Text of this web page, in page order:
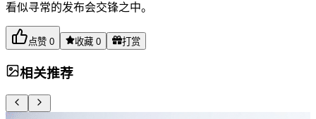
看似寻常的发布会交锋之中。
点赞 0 收藏 0 打赏
相关推荐